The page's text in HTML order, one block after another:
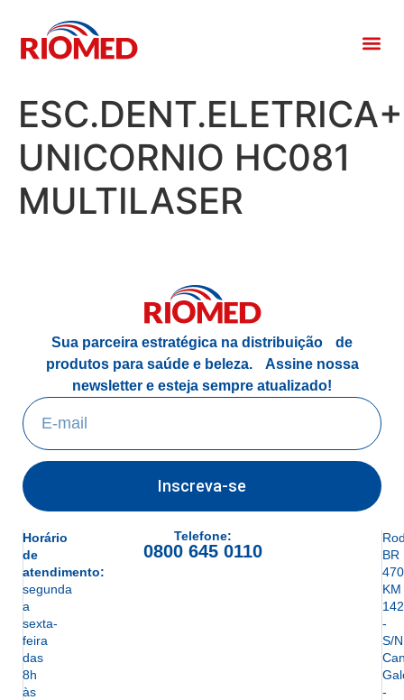
UNICORNIO HC081
MULTILASER
Sua parceira estratégica na distribuição de
produtos para saúde e beleza. Assine nossa
newsletter e esteja sempre atualizado!
Inscreva-se
Horário
de
atendimento:
segunda
a
sexta-
feira
das
8h
às
Telefone:
0800 645 0110
BR
KM
142
-
S/
-